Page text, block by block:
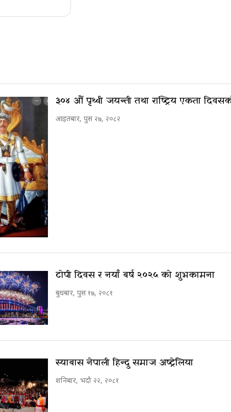
३०४ औं पृथ्वी जयन्ती तथा राष्ट्रिय एकता
आइतबार, पुस २७, २०८२
टोपी दिवस र नयाँ बर्ष २०२५ को शुभकामना
बुधबार, पुस १७, २०८१
स्याबास नेपाली हिन्दु समाज अष्ट्रेलिया
शनिबार, भदौ २२, २०८१